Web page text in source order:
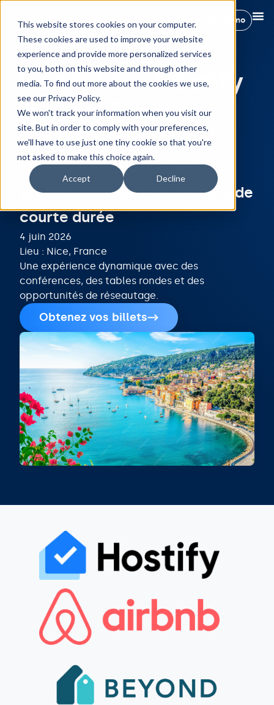
This website stores cookies on your computer.
These cookies are used to improve your website
experience and provide more personalized services
to you, both on this website and through other
media. To find out more about the cookies we use,
see our Privacy Policy.
We won't track your information when you visit our
site. But in order to comply with your preferences,
we'll have to use just one tiny cookie so that you're
not asked to make this choice again.
Accept Decline
Réservez une démo
Roadshow Hostify
à Nice, France
2026
Là où se rencontrent les
professionnels de la location de
courte durée
4 juin 2026
Lieu : Nice, France
Une expérience dynamique avec des
conférences, des tables rondes et des
opportunités de réseautage.
Obtenez vos billets